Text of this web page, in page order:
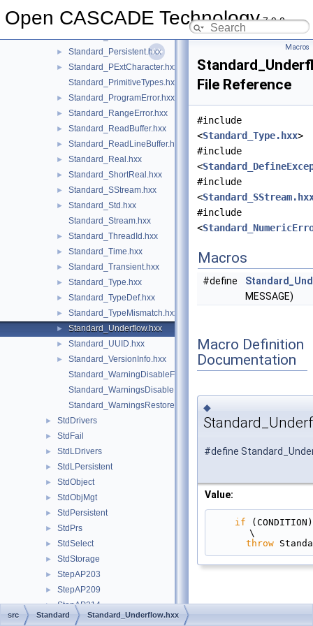
Open CASCADE Technology7.9.0
► Standard_PCharacter.hxx
► Standard_Persistent.hxx
►
Standard_PExtCharacter.hxx
Standard_PrimitiveTypes.hxx
► Standard_ProgramError.hxx
► Standard_RangeError.hxx
► Standard_ReadBuffer.hxx
► Standard_ReadLineBuffer.hxx
► Standard_Real.hxx
► Standard_ShortReal.hxx
► Standard_SStream.hxx
►
Standard_Std.hxx
Standard_Stream.hxx
► Standard_ThreadId.hxx
► Standard_Time.hxx
► Standard_Transient.hxx
► Standard_Type.hxx
► Standard_TypeDef.hxx
► Standard_TypeMismatch.hxx
► Standard_Underflow.hxx
► Standard_UUID.hxx
►
Standard_VersionInfo.hxx
Standard_WarningDisableFunctionCast.hxx
Standard_WarningsDisable.hxx
Standard_WarningsRestore.hxx
► StdDrivers
► StdFail
► StdLDrivers
► StdLPersistent
► StdObject
► StdObjMgt
► StdPersistent
► StdPrs
► StdSelect
► StdStorage
► StepAP203
► StepAP209
► StepAP214
► StepAP242
Macros
File Reference
#include
<Standard_Type.hxx>
#include
<
#include
<
#include
<
Macros
#define
MESSAGE)
Macro Definition
Documentation
◆
#define
Value:
if (CONDITION)
\
throw
src Standard Standard_Underflow.hxx